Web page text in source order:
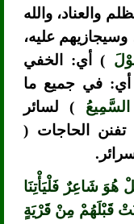
والعناد، والله
وسيجازيهم عليه،
) أي: الخفي
في جميع ما
) لسائر
تفنن الحاجات (
هُوَ شَاعِرٌ فَلْيَأْتِنَا
قَبْلَهُمْ مِنْ قَرْيَةٍ